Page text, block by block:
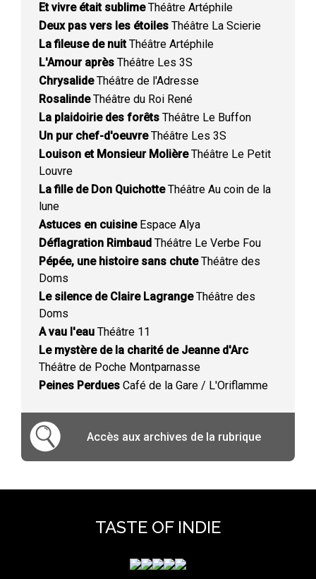
Et vivre était sublimeThéâtre Artéphile
Deux pas vers les étoiles Théâtre La Scierie
La fileuse de nuitThéâtre Artéphile
L'Amour après Théâtre Les 3S
ChrysalideThéâtre de l'Adresse
RosalindeThéâtre du Roi René
La plaidoirie des forêts Théâtre Le Buffon
Un pur chef-d'oeuvreThéâtre Les 3S
Louison et Monsieur MolièreThéâtre Le Petit
Louvre
La fille de Don QuichotteThéâtre Au coin de la
lune
Astuces en cuisineEspace Alya
Déflagration Rimbaud Théâtre Le Verbe Fou
Pépée, une histoire sans chuteThéâtre des
Doms
Le silence de Claire LagrangeThéâtre des
Doms
A vau l'eau Théâtre 11
Le mystère de la charité de Jeanne d'Arc
Théâtre de Poche Montparnasse
Peines Perdues Café de la Gare / L'Oriflamme
Accès aux archives de la rubrique
TASTE OF INDIE